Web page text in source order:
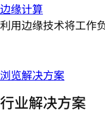
边缘计算
利用边缘技术将工作
浏览解决方案
行业解决方案